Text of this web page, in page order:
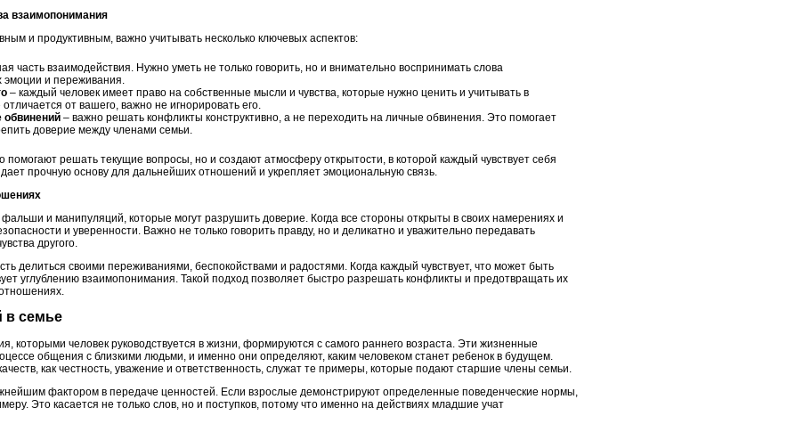
взаимопонимания
и продуктивным, важно учитывать несколько ключевых аспектов:
часть взаимодействия. Нужно уметь не только говорить, но и внимательно воспринимать слова
эмоции и переживания.
– каждый человек имеет право на собственные мысли и чувства, которые нужно ценить и учитывать в
от вашего, важно не игнорировать его.
обвинений – важно решать конфликты конструктивно, а не переходить на личные обвинения. Это помогает
доверие между членами семьи.
помогают решать текущие вопросы, но и создают атмосферу открытости, в которой каждый чувствует себя
прочную основу для дальнейших отношений и укрепляет эмоциональную связь.
и манипуляций, которые могут разрушить доверие. Когда все стороны открыты в своих намерениях и
и уверенности. Важно не только говорить правду, но и деликатно и уважительно передавать
другого.
делиться своими переживаниями, беспокойствами и радостями. Когда каждый чувствует, что может быть
углублению взаимопонимания. Такой подход позволяет быстро разрешать конфликты и предотвращать их
в семье
которыми человек руководствуется в жизни, формируются с самого раннего возраста. Эти жизненные
общения с близкими людьми, и именно они определяют, каким человеком станет ребенок в будущем.
как честность, уважение и ответственность, служат те примеры, которые подают старшие члены семьи.
фактором в передаче ценностей. Если взрослые демонстрируют определенные поведенческие нормы,
Это касается не только слов, но и поступков, потому что именно на действиях младшие учат